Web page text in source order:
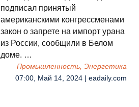
подписал принятый
американскими конгрессменами
закон о запрете на импорт урана
из России, сообщили в Белом
доме. …
Промышленность, Энергетика
07:00, Май 14, 2024 | eadaily.com